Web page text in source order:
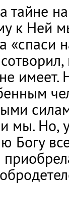
к Ней
«спаси
и мы.
Богу